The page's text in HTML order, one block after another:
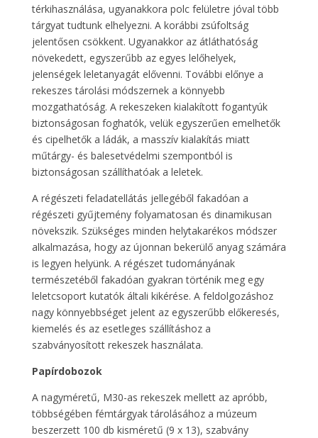
térkihasználása, ugyanakkora polc felületre jóval több
tárgyat tudtunk elhelyezni. A korábbi zsúfoltság
jelentősen csökkent. Ugyanakkor az átláthatóság
növekedett, egyszerűbb az egyes lelőhelyek,
jelenségek leletanyagát elővenni. További előnye a
rekeszes tárolási módszernek a könnyebb
mozgathatóság. A rekeszeken kialakított fogantyúk
biztonságosan foghatók, velük egyszerűen emelhetők
és cipelhetők a ládák, a masszív kialakítás miatt
műtárgy- és balesetvédelmi szempontból is
biztonságosan szállíthatóak a leletek.
A régészeti feladatellátás jellegéből fakadóan a
régészeti gyűjtemény folyamatosan és dinamikusan
növekszik. Szükséges minden helytakarékos módszer
alkalmazása, hogy az újonnan bekerülő anyag számára
is legyen helyünk. A régészet tudományának
természetéből fakadóan gyakran történik meg egy
leletcsoport kutatók általi kikérése. A feldolgozáshoz
nagy könnyebbséget jelent az egyszerűbb előkeresés,
kiemelés és az esetleges szállításhoz a
szabványosított rekeszek használata.
Papírdobozok
A nagyméretű, M30-as rekeszek mellett az apróbb,
többségében fémtárgyak tárolásához a múzeum
beszerzett 100 db kisméretű (9 x 13), szabvány